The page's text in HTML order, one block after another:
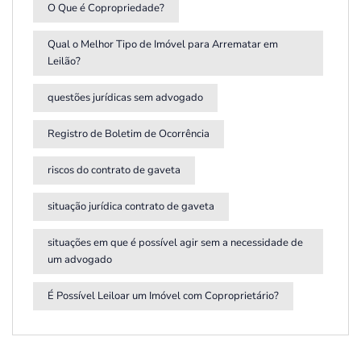
O Que é Copropriedade?
Qual o Melhor Tipo de Imóvel para Arrematar em
Leilão?
questões jurídicas sem advogado
Registro de Boletim de Ocorrência
riscos do contrato de gaveta
situação jurídica contrato de gaveta
situações em que é possível agir sem a necessidade de
um advogado
É Possível Leiloar um Imóvel com Coproprietário?